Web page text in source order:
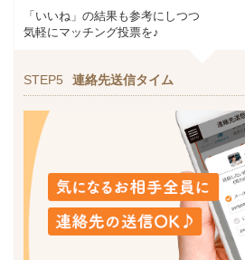
「いいね」の結果も参考にしつつ
気軽にマッチング投票を♪
STEP5 連絡先送信タイム